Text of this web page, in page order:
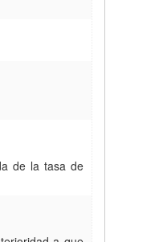
de la tasa de